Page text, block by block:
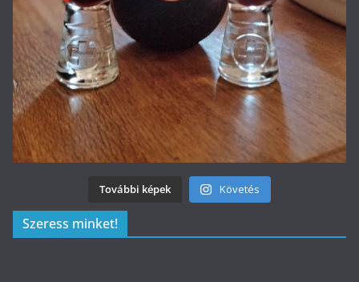
További képek Követés
Szeress minket!